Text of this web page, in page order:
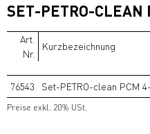
SET-PETRO-CLEAN
Art.
Nr.
Kurzbezeichnung
76543 Set-PETRO-clean PCM
Preise exkl. 20% USt.